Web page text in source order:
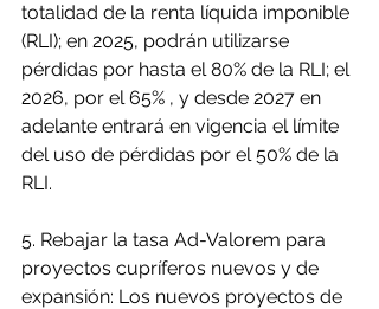
totalidad de la renta líquida imponible
(RLI); en 2025, podrán utilizarse
pérdidas por hasta el 80% de la RLI; el
2026, por el 65% , y desde 2027 en
adelante entrará en vigencia el límite
del uso de pérdidas por el 50% de la
RLI.
5. Rebajar la tasa Ad-Valorem para
proyectos cupríferos nuevos y de
expansión: Los nuevos proyectos de